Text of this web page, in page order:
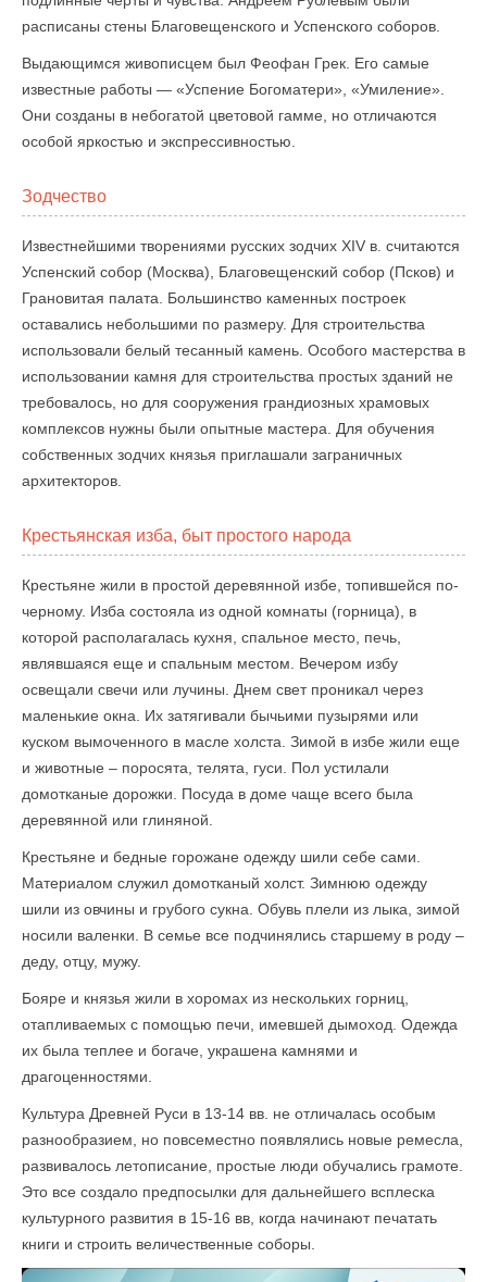
расписаны стены Благовещенского и Успенского соборов.
Выдающимся живописцем был Феофан Грек. Его самые
известные работы — «Успение Богоматери», «Умиление».
Они созданы в небогатой цветовой гамме, но отличаются
особой яркостью и экспрессивностью.
Зодчество
Известнейшими творениями русских зодчих XIV в. считаются
Успенский собор (Москва), Благовещенский собор (Псков) и
Грановитая палата. Большинство каменных построек
оставались небольшими по размеру. Для строительства
использовали белый тесанный камень. Особого мастерства в
использовании камня для строительства простых зданий не
требовалось, но для сооружения грандиозных храмовых
комплексов нужны были опытные мастера. Для обучения
собственных зодчих князья приглашали заграничных
архитекторов.
Крестьянская изба, быт простого народа
Крестьяне жили в простой деревянной избе, топившейся по-
черному. Изба состояла из одной комнаты (горница), в
которой располагалась кухня, спальное место, печь,
являвшаяся еще и спальным местом. Вечером избу
освещали свечи или лучины. Днем свет проникал через
маленькие окна. Их затягивали бычьими пузырями или
куском вымоченного в масле холста. Зимой в избе жили еще
и животные – поросята, телята, гуси. Пол устилали
домотканые дорожки. Посуда в доме чаще всего была
деревянной или глиняной.
Крестьяне и бедные горожане одежду шили себе сами.
Материалом служил домотканый холст. Зимнюю одежду
шили из овчины и грубого сукна. Обувь плели из лыка, зимой
носили валенки. В семье все подчинялись старшему в роду –
деду, отцу, мужу.
Бояре и князья жили в хоромах из нескольких горниц,
отапливаемых с помощью печи, имевшей дымоход. Одежда
их была теплее и богаче, украшена камнями и
драгоценностями.
Культура Древней Руси в 13-14 вв. не отличалась особым
разнообразием, но повсеместно появлялись новые ремесла,
развивалось летописание, простые люди обучались грамоте.
Это все создало предпосылки для дальнейшего всплеска
культурного развития в 15-16 вв, когда начинают печатать
книги и строить величественные соборы.